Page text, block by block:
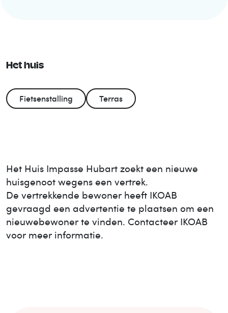
Het huis
Fietsenstalling Terras
Het Huis Impasse Hubartzoekt een nieuwe
huisgenoot wegens een vertrek.
De vertrekkende bewoner heeft IKOAB
gevraagd een advertentie te plaatsen om een
nieuwebewoner te vinden. Contacteer IKOAB
voor meer informatie.